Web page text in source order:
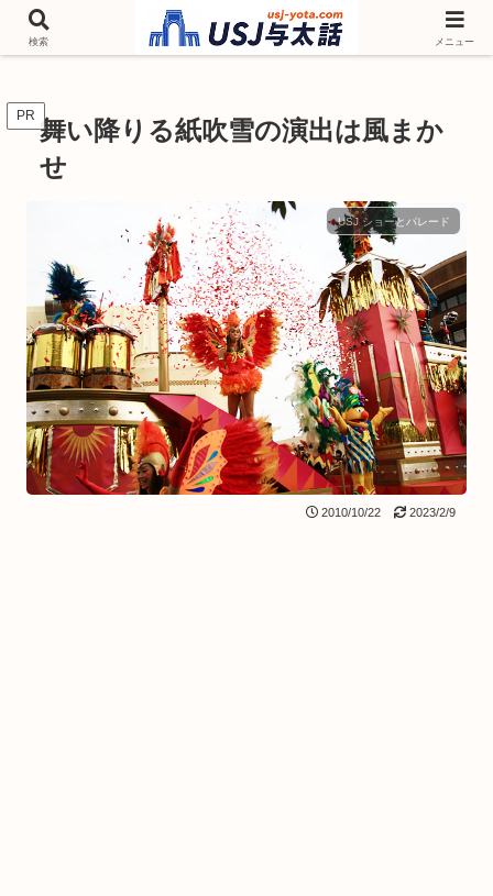
チケットやシーズンイベント ニンテンドーワールド アトラクションなどユニ
バを歩いて情報収集しています
PR 舞い降りる紙吹雪の演出は風まか
せ
USJ ショーとパレード
2010/10/22 2023/2/9
検索 メニュー